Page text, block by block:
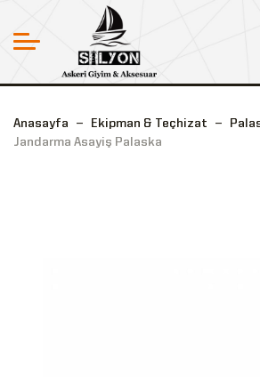
Anasayfa Ekipman & Teçhizat
Jandarma Asayiş Palaska